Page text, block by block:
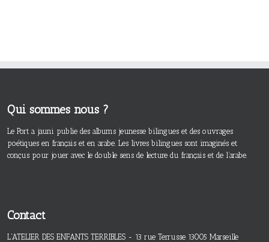
Qui sommes nous ?
Le Port a jauni publie des albums jeunesse bilingues et des ouvrages
poétiques en français et en arabe. Les livres bilingues sont imaginés et
conçus pour jouer avec le double sens de lecture du français et de l’arabe.
Contact
L'ATELIER DES ENFANTS TERRIBLES - 13 rue Terrusse 13005 Marseille